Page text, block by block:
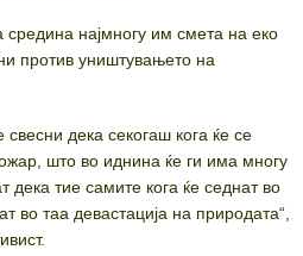
средина најмногу им смета на еко
против уништувањето на
свесни дека секогаш кога ќе се
што во иднина ќе ги има многу
дека тие самите кога ќе седнат во
во таа девастација на природата“,